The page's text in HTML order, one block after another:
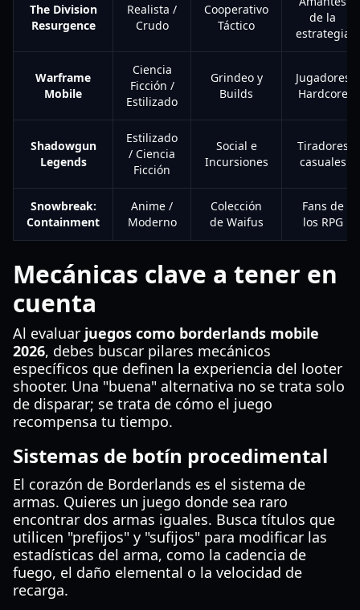
The Division
Resurgence
Realista /
Crudo
Cooperativo
Táctico
de la
estrategia
Warframe
Mobile
Ciencia
Ficción /
Estilizado
Grindeo y
Builds
Jugadores
Hardcore
Shadowgun
Legends
Estilizado
/ Ciencia
Ficción
Social e
Incursiones
Tiradores
casuales
Snowbreak:
Containment
Anime /
Moderno
Colección
de Waifus
Fans de
los RPG
Mecánicas clave a tener en
cuenta
Al evaluar juegos como borderlands mobile
2026, debes buscar pilares mecánicos
específicos que definen la experiencia del looter
shooter. Una "buena" alternativa no se trata solo
de disparar; se trata de cómo el juego
recompensa tu tiempo.
Sistemas de botín procedimental
El corazón de Borderlands es el sistema de
armas. Quieres un juego donde sea raro
encontrar dos armas iguales. Busca títulos que
utilicen "prefijos" y "sufijos" para modificar las
estadísticas del arma, como la cadencia de
fuego, el daño elemental o la velocidad de
recarga.